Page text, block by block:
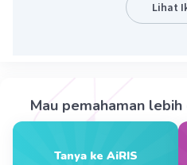
jawabannya 2
Ika D Level 95
Jawaban terverifikasi
Lihat
Mau pemahaman
Tanya ke AiRIS